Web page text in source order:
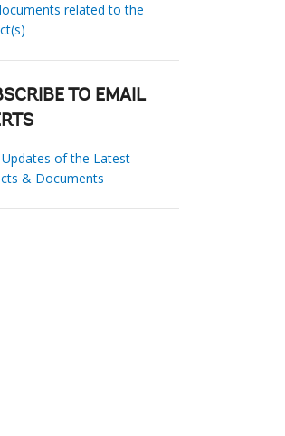
related to the
TO EMAIL
Updates of the Latest
& Documents